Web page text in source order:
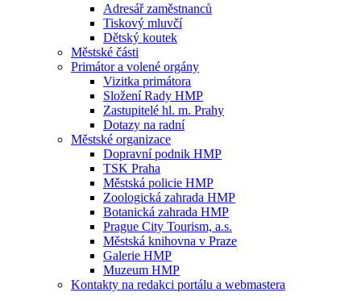
Adresář zaměstnanců
Tiskový mluvčí
Dětský koutek
Městské části
Primátor a volené orgány
Vizitka primátora
Složení Rady HMP
Zastupitelé hl. m. Prahy
Dotazy na radní
Městské organizace
Dopravní podnik HMP
TSK Praha
Městská policie HMP
Zoologická zahrada HMP
Botanická zahrada HMP
Prague City Tourism, a.s.
Městská knihovna v Praze
Galerie HMP
Muzeum HMP
Kontakty na redakci portálu a webmastera